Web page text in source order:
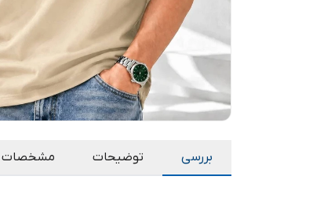
بررسی توضیحات مشخصات